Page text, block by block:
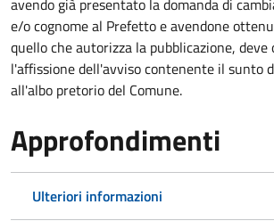
e/o cognome al Prefetto e avendone
quello che autorizza la pubblicazione,
l'affissione dell'avviso contenente il sunto
all'albo pretorio del Comune.
Approfondimenti
Ulteriori informazioni